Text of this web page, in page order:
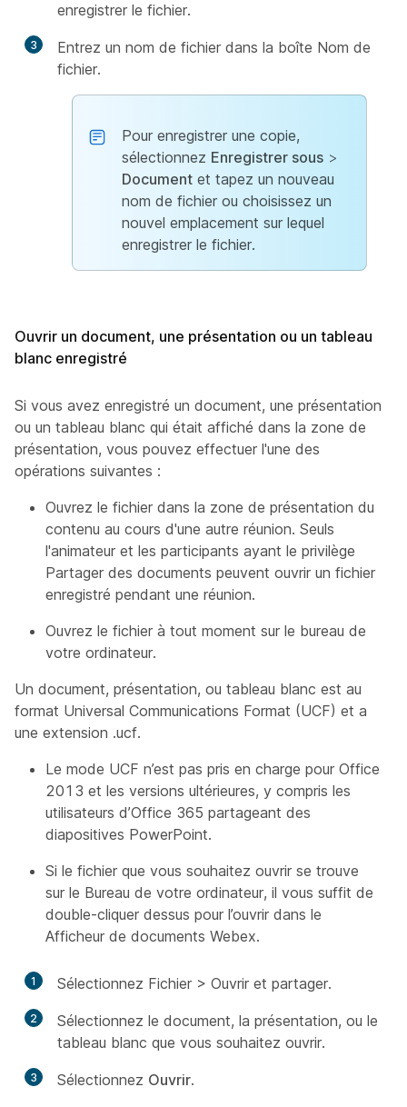
enregistrer le fichier.
3
Entrez un nom de fichier dans la boîte Nom de
fichier.
Pour enregistrer une copie,
sélectionnez Enregistrer sous >
Document et tapez un nouveau
nom de fichier ou choisissez un
nouvel emplacement sur lequel
enregistrer le fichier.
Ouvrir un document, une présentation ou un tableau
blanc enregistré
Si vous avez enregistré un document, une présentation
ou un tableau blanc qui était affiché dans la zone de
présentation, vous pouvez effectuer l'une des
opérations suivantes :
Ouvrez le fichier dans la zone de présentation du
contenu au cours d'une autre réunion. Seuls
l'animateur et les participants ayant le privilège
Partager des documents peuvent ouvrir un fichier
enregistré pendant une réunion.
Ouvrez le fichier à tout moment sur le bureau de
votre ordinateur.
Un document, présentation, ou tableau blanc est au
format Universal Communications Format (UCF) et a
une extension .ucf.
Le mode UCF n’est pas pris en charge pour Office
2013 et les versions ultérieures, y compris les
utilisateurs d’Office 365 partageant des
diapositives PowerPoint.
Si le fichier que vous souhaitez ouvrir se trouve
sur le Bureau de votre ordinateur, il vous suffit de
double-cliquer dessus pour l’ouvrir dans le
Afficheur de documents Webex.
1 Sélectionnez Fichier > Ouvrir et partager.
2
Sélectionnez le document, la présentation, ou le
tableau blanc que vous souhaitez ouvrir.
3 Sélectionnez Ouvrir.